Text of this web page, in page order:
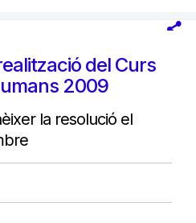
del Curs
2009
la resolució el